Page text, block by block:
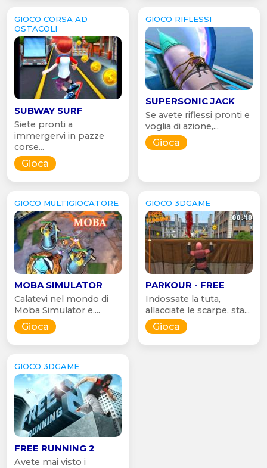
GIOCO CORSA AD
OSTACOLI
SUBWAY SURF
Siete pronti a
immergervi in pazze
corse...
Gioca
GIOCO RIFLESSI
SUPERSONIC JACK
Se avete riflessi pronti e
voglia di azione,...
Gioca
GIOCO MULTIGIOCATORE
MOBA SIMULATOR
Calatevi nel mondo di
Moba Simulator e,...
Gioca
GIOCO 3DGAME
PARKOUR - FREE
Indossate la tuta,
allacciate le scarpe, sta...
Gioca
GIOCO 3DGAME
FREE RUNNING 2
Avete mai visto i